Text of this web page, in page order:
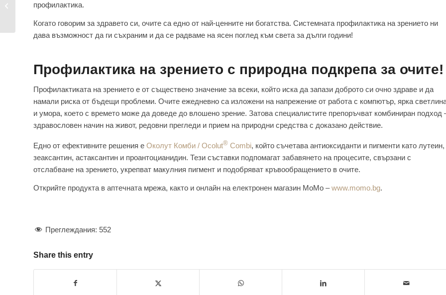
профилактика.
Когато говорим за здравето си, очите са едно от най-ценните ни богатства. Системната профилактика на зрението ни
дава възможност да ги съхраним и да се радваме на ясен поглед към света за дълги години!
Профилактика на зрението с природна подкрепа за очите!
Профилактиката на зрението е от съществено значение за всеки, който иска да запази доброто си очно здраве и да
намали риска от бъдещи проблеми. Очите ежедневно са изложени на напрежение от работа с компютър, ярка
и умора, което с времето може да доведе до влошено зрение. Затова специалистите препоръчват комбиниран подход
здравословен начин на живот, редовни прегледи и прием на природни средства с доказано действие.
Едно от ефективните решения е Околут Комби / Ocolut® Combi, който съчетава антиоксиданти и пигменти като лутеин,
зеаксантин, астаксантин и проантоцианидин. Тези съставки подпомагат забавянето на процесите, свързани с
отслабване на зрението, укрепват макулния пигмент и подобряват кръвообращението в очите.
Открийте продукта в аптечната мрежа, както и онлайн на електронен магазин MoMo –www.momo.bg.
Преглеждания: 552
Share this entry
Какво е глаукома?